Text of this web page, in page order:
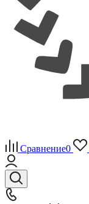
Сравнение0